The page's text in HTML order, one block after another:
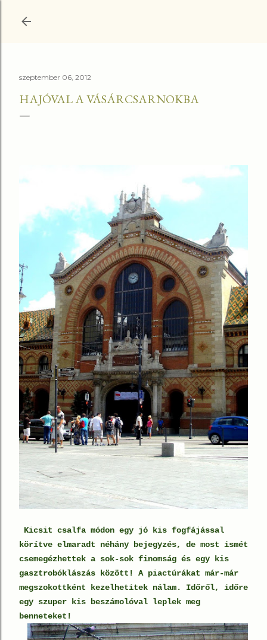
szeptember 06, 2012
HAJÓVAL A VÁSÁRCSARNOKBA
Kicsit csalfa módon egy jó kis fogfájással
körítve elmaradt néhány bejegyzés, de most ismét
csemegézhettek a sok-sok finomság és egy kis
gasztrobóklászás között! A piactúrákat már-már
megszokottként kezelhetitek nálam. Időről, időre
egy szuper kis beszámolóval leplek meg
benneteket!